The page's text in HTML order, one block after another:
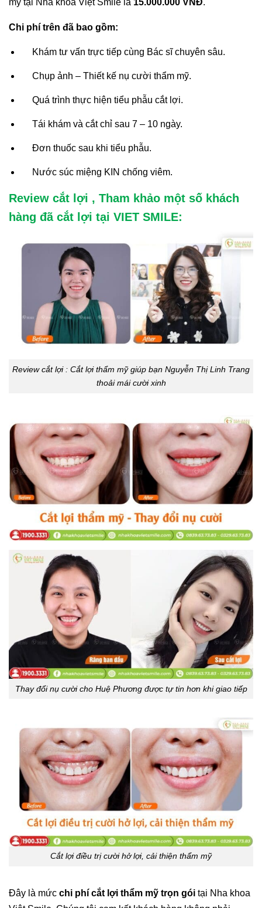
mỹ tại Nha khoa Việt Smile là 15.000.000 VNĐ.
Chi phí trên đã bao gồm:
Khám tư vấn trực tiếp cùng Bác sĩ chuyên sâu.
Chụp ảnh – Thiết kế nụ cười thẩm mỹ.
Quá trình thực hiện tiểu phẫu cắt lợi.
Tái khám và cắt chỉ sau 7 – 10 ngày.
Đơn thuốc sau khi tiểu phẫu.
Nước súc miệng KIN chống viêm.
Review cắt lợi , Tham khảo một số khách
hàng đã cắt lợi tại VIET SMILE:
Review cắt lợi : Cắt lợi thẩm mỹ giúp bạn Nguyễn Thị Linh Trang
thoải mái cười xinh
Thay đổi nụ cười cho Huệ Phương được tự tin hơn khi giao tiếp
Cắt lợi điều trị cười hở lợi, cải thiện thẩm mỹ
Đây là mức chi phí cắt lợi thẩm mỹ trọn gói tại Nha khoa